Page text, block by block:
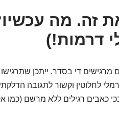
זה. מה
דרמות!)
מרגישים די בסדר. ייתכן
לחלוטין וקשור לתגובה
רגילים ללא מרשם (כמו